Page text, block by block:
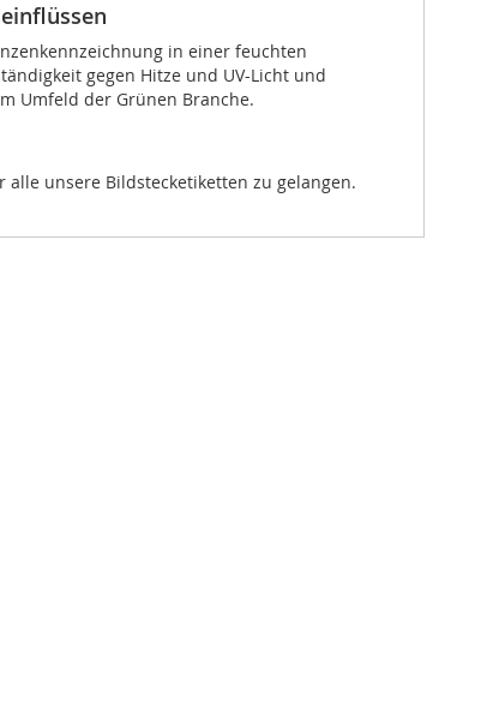
in einer feuchten
gegen Hitze und UV-Licht und
Umfeld der Grünen Branche.
alle unsere Bildstecketiketten zu gelangen.